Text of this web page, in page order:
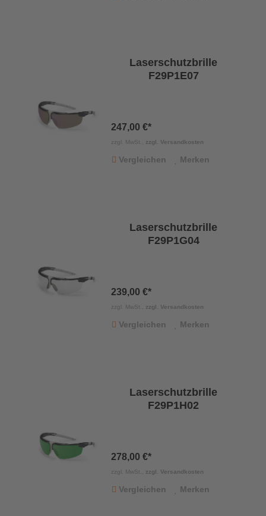
Laserschutzbrille
F29P1E07
247,00 €*
zzgl. MwSt., zzgl. Versandkosten
Vergleichen Merken
Laserschutzbrille
F29P1G04
239,00 €*
zzgl. MwSt., zzgl. Versandkosten
Vergleichen Merken
Laserschutzbrille
F29P1H02
278,00 €*
zzgl. MwSt., zzgl. Versandkosten
Vergleichen Merken